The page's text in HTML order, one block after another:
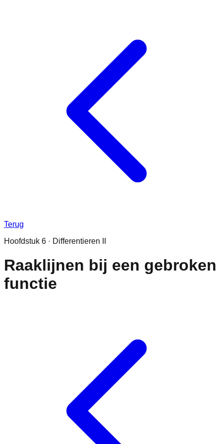
Terug
Hoofdstuk 6 · Differentieren II
Raaklijnen bij een gebroken
functie